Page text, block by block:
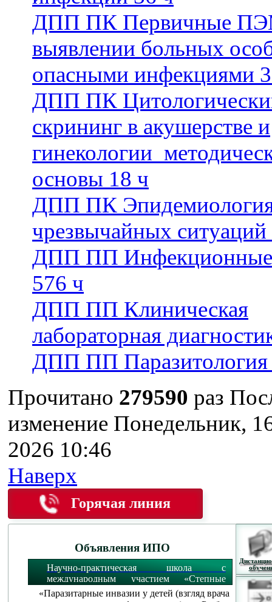
ДПП ПК Первичные
выявлении больных
опасными инфекциями
ДПП ПК
скрининг в акушерстве и
основы 18 ч
ДПП ПК
чрезвычайных ситуаций
ДПП ПП Инфекционные
576 ч
ДПП ПП Клиническая
лабораторная
ДПП ПП Паразитология
Прочитано 279590 раз
изменение Понедельник,
2026 10:46
Наверх
Горячая линия
Объявления ИПО
Научно-практическая школа с
международным участием «Степные
огни»:
«Паразитарные инвазии у детей (взгляд врача